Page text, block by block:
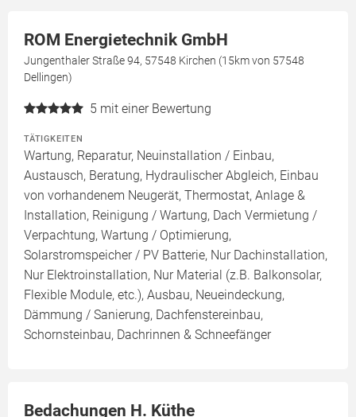
ROM Energietechnik GmbH
Jungenthaler Straße 94, 57548 Kirchen (15km von 57548
Dellingen)
5 mit einer Bewertung
TÄTIGKEITEN
Wartung, Reparatur, Neuinstallation / Einbau,
Austausch, Beratung, Hydraulischer Abgleich, Einbau
von vorhandenem Neugerät, Thermostat, Anlage &
Installation, Reinigung / Wartung, Dach Vermietung /
Verpachtung, Wartung / Optimierung,
Solarstromspeicher / PV Batterie, Nur Dachinstallation,
Nur Elektroinstallation, Nur Material (z.B. Balkonsolar,
Flexible Module, etc.), Ausbau, Neueindeckung,
Dämmung / Sanierung, Dachfenstereinbau,
Schornsteinbau, Dachrinnen & Schneefänger
Bedachungen H. Küthe